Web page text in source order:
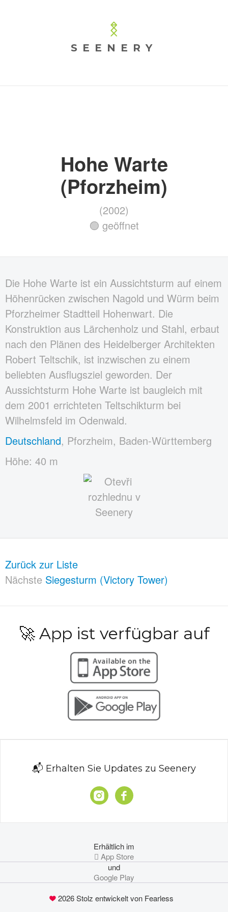
SEENERY
Hohe Warte
(Pforzheim)
(2002)
🟢 geöffnet
Die Hohe Warte ist ein Aussichtsturm auf einem
Höhenrücken zwischen Nagold und Würm beim
Pforzheimer Stadtteil Hohenwart. Die
Konstruktion aus Lärchenholz und Stahl, erbaut
nach den Plänen des Heidelberger Architekten
Robert Teltschik, ist inzwischen zu einem
beliebten Ausflugsziel geworden. Der
Aussichtsturm Hohe Warte ist baugleich mit
dem 2001 errichteten Teltschikturm bei
Wilhelmsfeld im Odenwald.
Deutschland, Pforzheim, Baden-Württemberg
Höhe: 40 m
Zurück zur Liste
Nächste Siegesturm (Victory Tower)
🚀 App ist verfügbar auf
📬 Erhalten Sie Updates zu Seenery
Erhältlich im
 App Store
und
Google Play
2026 Stolz entwickelt von Fearless